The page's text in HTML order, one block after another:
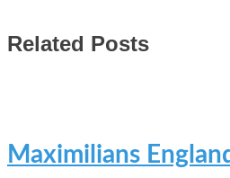
Related Posts
Maximilians